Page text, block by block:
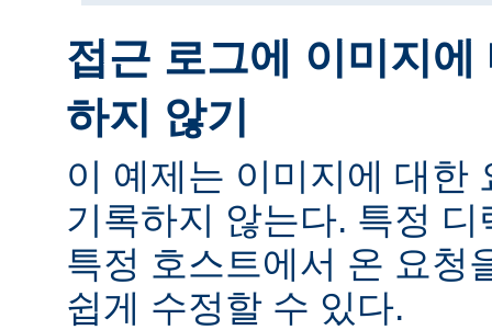
접근 로그에 이미지
하지 않기
이 예제는 이미지에 대한
기록하지 않는다. 특정
특정 호스트에서 온 요청
쉽게 수정할 수 있다.